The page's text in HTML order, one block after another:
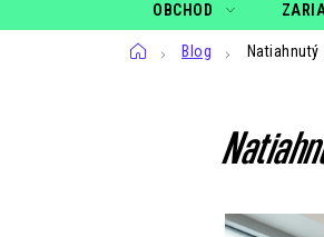
OBCHOD
DomovBlog